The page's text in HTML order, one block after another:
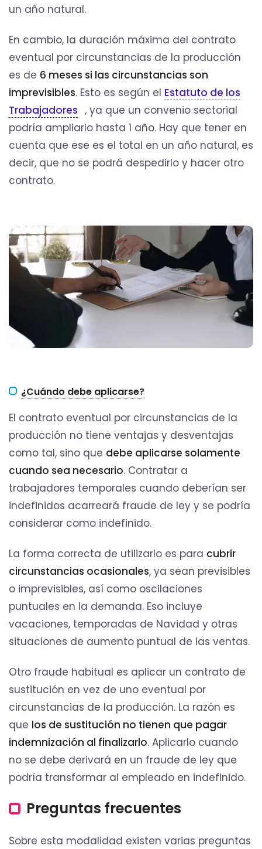
un año natural.
En cambio, la duración máxima del contrato
eventual por circunstancias de la producción
es de 6 meses si las circunstancias son
imprevisibles. Esto es según el Estatuto de los
Trabajadores , ya que un convenio sectorial
podría ampliarlo hasta 1 año. Hay que tener en
cuenta que ese es el total en un año natural, es
decir, que no se podrá despedirlo y hacer otro
contrato.
¿Cuándo debe aplicarse?
El contrato eventual por circunstancias de la
producción no tiene ventajas y desventajas
como tal, sino que debe aplicarse solamente
cuando sea necesario. Contratar a
trabajadores temporales cuando deberían ser
indefinidos acarreará fraude de ley y se podría
considerar como indefinido.
La forma correcta de utilizarlo es para cubrir
circunstancias ocasionales, ya sean previsibles
o imprevisibles, así como oscilaciones
puntuales en la demanda. Eso incluye
vacaciones, temporadas de Navidad y otras
situaciones de aumento puntual de las ventas.
Otro fraude habitual es aplicar un contrato de
sustitución en vez de uno eventual por
circunstancias de la producción. La razón es
que los de sustitución no tienen que pagar
indemnización al finalizarlo. Aplicarlo cuando
no se debe derivará en un fraude de ley que
podría transformar al empleado en indefinido.
Preguntas frecuentes
Sobre esta modalidad existen varias preguntas